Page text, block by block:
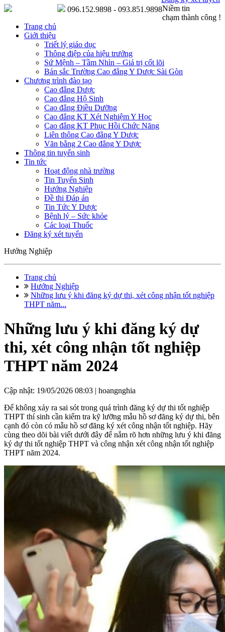
Niềm tin
chạm thành công !
096.152.9898 - 093.851.9898
Trang chủ
Giới thiệu
Triết lý giáo dục
Thông điệp của hiệu trưởng
Sứ Mệnh – Tầm Nhìn – Giá trị cốt lõi
Bản sắc Trường Cao đẳng Y Dược Sài Gòn
Chương trình đào tạo
Cao đẳng Dược
Cao đẳng Hộ Sinh
Cao đẳng Điều Dưỡng
Cao đẳng KT Xét Nghiệm Y Học
Cao đẳng KT Phục Hồi Chức Năng
Liên thông Cao đẳng Y Dược
Văn bằng 2 Cao đẳng Y Dược
Thông tin tuyển sinh
Tin tức
Hoạt động nhà trường
Tin Tuyển Sinh
Hướng Nghiệp
Đề thi Đáp án
Tin Tức Y Dược
Bệnh lý – Sức khỏe
Các loại Thuốc
Đăng ký xét tuyển
Hướng Nghiệp
Trang chủ
Hướng Nghiệp
Những lưu ý khi đăng ký dự thi, xét công nhận tốt nghiệp
THPT năm...
Những lưu ý khi đăng ký dự
thi, xét công nhận tốt nghiệp
THPT năm 2024
Cập nhật: 19/05/2026 08:03 | hoangnghia
Để không xảy ra sai sót trong quá trình đăng ký dự thi tốt nghiệp
THPT thí sinh cần kiểm tra kỹ lưỡng mẫu hồ sơ đăng ký dự thi, bên
cạnh đó còn có mẫu hồ sơ đăng ký xét công nhận tốt nghiệp. Hãy
cùng theo dõi bài viết dưới đây để nắm rõ hơn những lưu ý khi đăng
ký dự thi tốt nghiệp THPT và công nhận xét công nhận tốt nghiệp
THPT năm 2024.